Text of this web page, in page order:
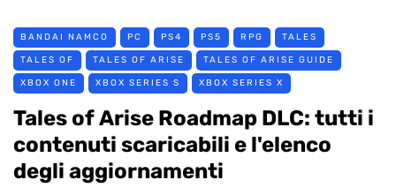
BANDAI NAMCO PC PS4 PS5 RPG TALES
TALES OF TALES OF ARISE TALES OF ARISE GUIDE
XBOX ONE XBOX SERIES S XBOX SERIES X
Tales of Arise Roadmap DLC: tutti i
contenuti scaricabili e l'elenco
degli aggiornamenti